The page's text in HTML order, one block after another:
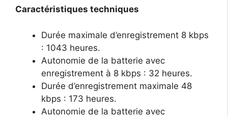
Caractéristiques techniques
Durée maximale d’enregistrement 8 kbps
: 1043 heures.
Autonomie de la batterie avec
enregistrement à 8 kbps : 32 heures.
Durée d’enregistrement maximale 48
kbps : 173 heures.
Autonomie de la batterie avec